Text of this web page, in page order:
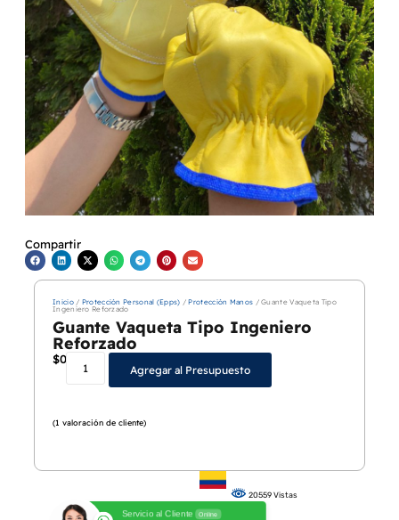
Compartir
Inicio/ Protección Personal (Epps) /Protección Manos / Guante Vaqueta Tipo
Ingeniero Reforzado
Guante Vaqueta Tipo Ingeniero
Reforzado
$0
Agregar al Presupuesto
(1 valoración de cliente)
Servicio al Cliente Online
20559 Vistas